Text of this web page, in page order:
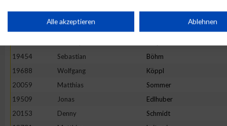
20138
Florian Nöther
Christian
19454
Sebastian Böhm
19688
Wolfgang Köppl
20059
Matthias Sommer
19509
Jonas Edlhuber
20153
Denny Schmidt
Speichern von oder Zugriff auf Informationen auf einem
Erstellung von Profilen für personalisierte Werbung
Verwendung von Profilen zur Auswahl personalisierter Werbung
Alle akzeptieren Ablehnen